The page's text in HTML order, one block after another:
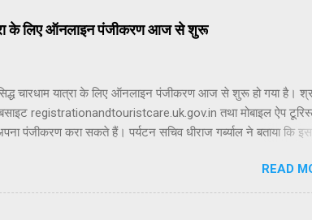
के लिए ऑनलाइन पंजीकरण आज से शुरू
चारधाम यात्रा के लिए ऑनलाइन पंजीकरण आज से शुरू हो गया है।
registrationandtouristcare.uk.gov.in तथा मोबाइल ऐप
पंजीकरण करा सकते हैं। पर्यटन सचिव धीराज गर्ब्याल ने बताया कि इस
धाम के कपाट 22 अप्रैल को और बदरीनाथ धाम के कपाट 23 अप्रैल
में शामिल होने वाले सभी श्रद्धालुओं के लिए पंजीकरण अनिवार्य किया
बनाने के लिए भारतीय श्रद्धालु आधार कार्ड के माध्यम से जबकि विदेशी
READ